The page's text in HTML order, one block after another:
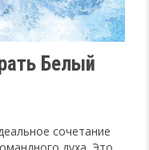
Белый
сочетание